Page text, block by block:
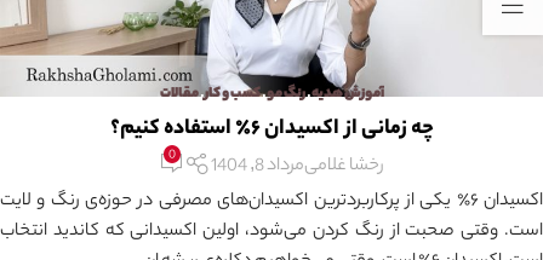
آموزش هدیه,رنگ مو,کسب و کار,مقالات
چه زمانی از اکسیدان ۶٪ استفاده کنیم؟
رخشا غلامیمرداد 8, 1404 0
اکسیدان ۶٪ یکی از پرکاربردترین اکسیدان‌های مصرفی در حوزه‌ی رنگ و لایت
است. وقتی صحبت از رنگ کردن می‌شود، اولین اکسیدانی که کاندید انتخاب